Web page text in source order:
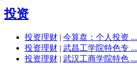
投资
投资理财 | 今算盘：个人投资 ...
投资理财 | 武昌工学院特色专 ...
投资理财 | 武汉工商学院特色 ...